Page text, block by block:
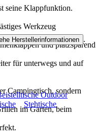
seine Klappfunktion.
Werkzeug
und platzsparend
für unterwegs und auf
Campingtisch, sondern
im Garten, beim
Herstellerinformationen .
Outdoor
Stehtische